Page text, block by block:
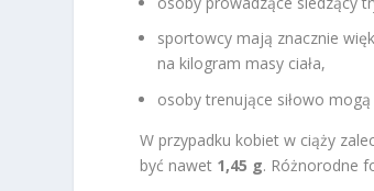
sportowcy mają znacznie
na kilogram masy ciała,
osoby trenujące siłowo
W przypadku kobiet w ciąży
być nawet 1,45 g. Różnorodne